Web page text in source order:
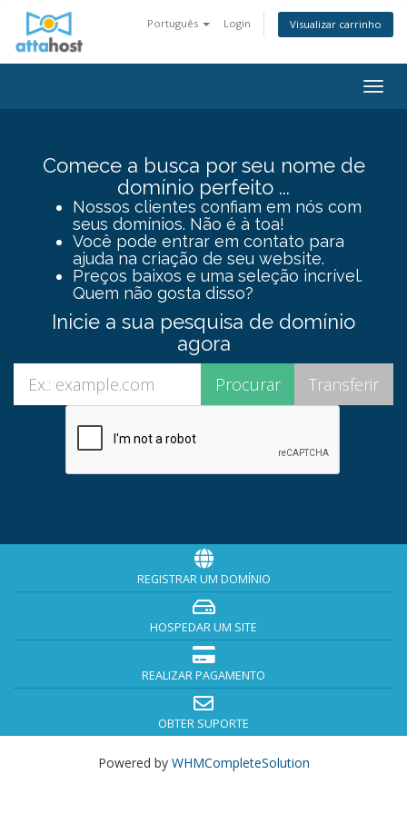
Português Login Visualizar carrinho
Comece a busca por seu nome de
domínio perfeito ...
Nossos clientes confiam em nós com
seus domínios. Não é à toa!
Você pode entrar em contato para
ajuda na criação de seu website.
Preços baixos e uma seleção incrível.
Quem não gosta disso?
Inicie a sua pesquisa de domínio
agora
REGISTRAR UM DOMÍNIO
HOSPEDAR UM SITE
REALIZAR PAGAMENTO
OBTER SUPORTE
Powered by WHMCompleteSolution